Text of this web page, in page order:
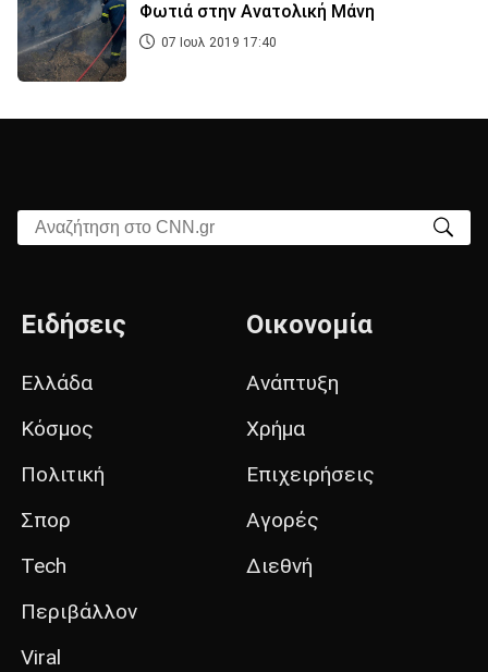
Φωτιά στην Ανατολική Μάνη
07 Ιουλ 2019 17:40
Αναζήτηση στο CNN.gr
Ειδήσεις
Ελλάδα
Κόσμος
Πολιτική
Σπορ
Tech
Περιβάλλον
Viral
Οικονομία
Ανάπτυξη
Χρήμα
Επιχειρήσεις
Αγορές
Διεθνή